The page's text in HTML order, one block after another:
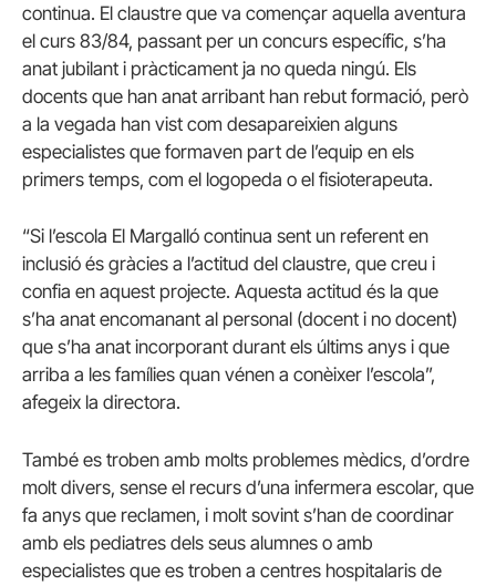
continua. El claustre que va començar aquella aventura
el curs 83/84, passant per un concurs específic, s’ha
anat jubilant i pràcticament ja no queda ningú. Els
docents que han anat arribant han rebut formació, però
a la vegada han vist com desapareixien alguns
especialistes que formaven part de l’equip en els
primers temps, com el logopeda o el fisioterapeuta.
“Si l’escola El Margalló continua sent un referent en
inclusió és gràcies a l’actitud del claustre, que creu i
confia en aquest projecte. Aquesta actitud és la que
s’ha anat encomanant al personal (docent i no docent)
que s’ha anat incorporant durant els últims anys i que
arriba a les famílies quan vénen a conèixer l’escola”,
afegeix la directora.
També es troben amb molts problemes mèdics, d’ordre
molt divers, sense el recurs d’una infermera escolar, que
fa anys que reclamen, i molt sovint s’han de coordinar
amb els pediatres dels seus alumnes o amb
especialistes que es troben a centres hospitalaris de